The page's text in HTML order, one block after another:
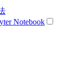
Notebook